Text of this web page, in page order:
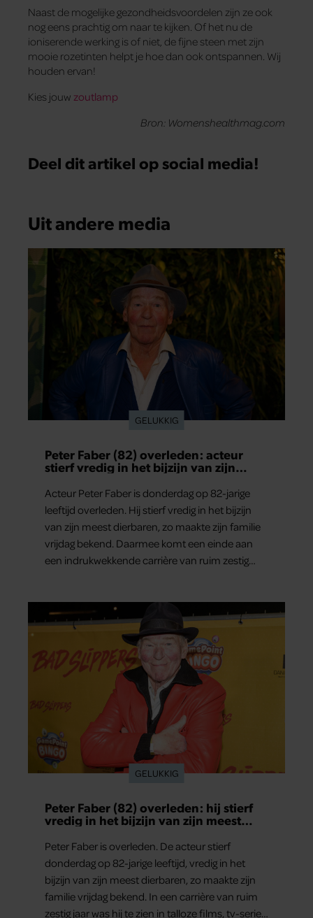
Naast de mogelijke gezondheidsvoordelen zijn ze ook
nog eens prachtig om naar te kijken. Of het nu de
ioniserende werking is of niet, de fijne steen met zijn
mooie rozetinten helpt je hoe dan ook ontspannen. Wij
houden ervan!
Kies jouw zoutlamp
Bron: Womenshealthmag.com
Deel dit artikel op social media!
Uit andere media
GELUKKIG
Peter Faber (82) overleden: acteur
stierf vredig in het bijzijn van zijn
meest dierbaren
Acteur Peter Faber is donderdag op 82-jarige
leeftijd overleden. Hij stierf vredig in het bijzijn
van zijn meest dierbaren, zo maakte zijn familie
vrijdag bekend. Daarmee komt een einde aan
een indrukwekkende carrière van ruim zestig
GELUKKIG
Peter Faber (82) overleden: hij stierf
vredig in het bijzijn van zijn meest
Peter Faber is overleden. De acteur stierf
donderdag op 82-jarige leeftijd, vredig in het
bijzijn van zijn meest dierbaren, zo maakte zijn
familie vrijdag bekend. In een carrière van ruim
zestig jaar was hij te zien in talloze films, tv-series